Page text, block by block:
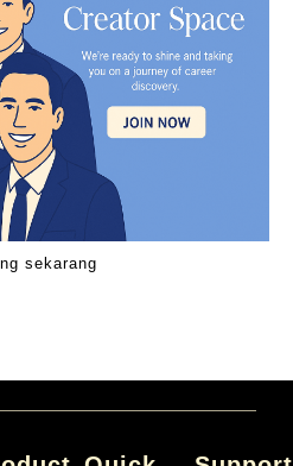
sekarang